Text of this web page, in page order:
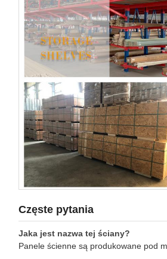
Częste pytania
Jaka jest nazwa tej ściany?
Panele ścienne są produkowane pod